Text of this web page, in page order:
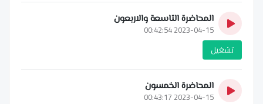
المحاضرة التاسعة والاربعون
2023-04-15 00:42:54
تشغيل
المحاضرة الخمسون
2023-04-15 00:43:17